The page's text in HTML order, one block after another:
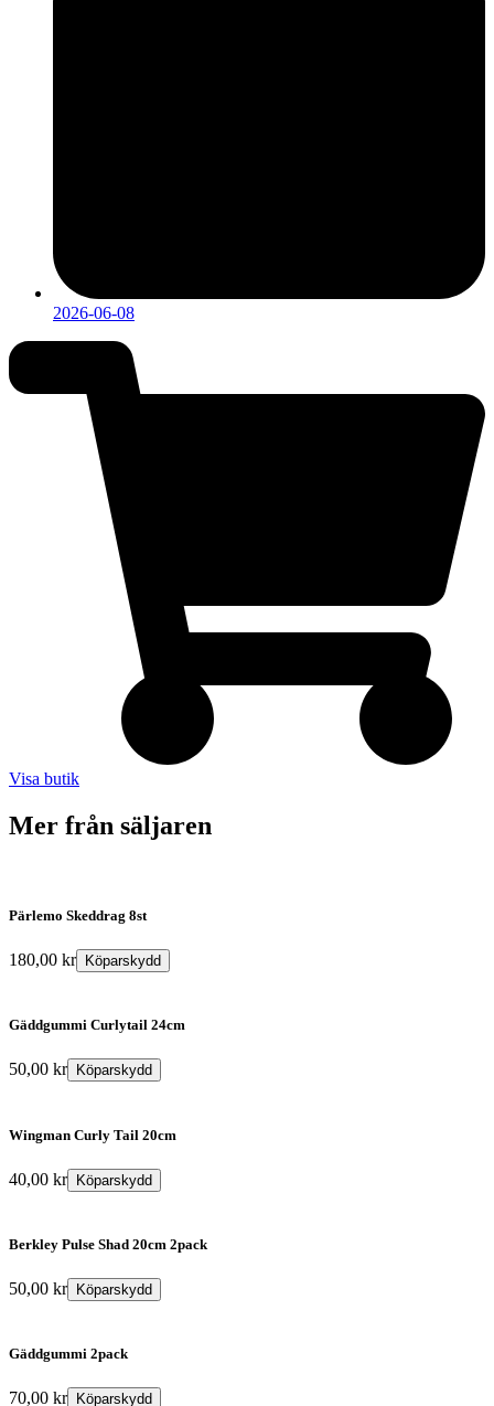
2026-06-08
Visa butik
Mer från säljaren
Pärlemo Skeddrag 8st
180,00 kr Köparskydd
Gäddgummi Curlytail 24cm
50,00 kr Köparskydd
Wingman Curly Tail 20cm
40,00 kr Köparskydd
Berkley Pulse Shad 20cm 2pack
50,00 kr Köparskydd
Gäddgummi 2pack
70,00 kr Köparskydd